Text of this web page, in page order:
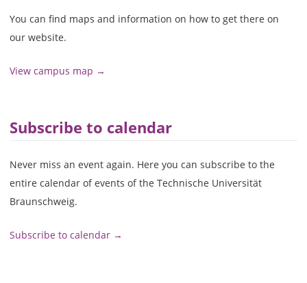
You can find maps and information on how to get there on
our website.
View campus map →
Subscribe to calendar
Never miss an event again. Here you can subscribe to the
entire calendar of events of the Technische Universität
Braunschweig.
Subscribe to calendar →